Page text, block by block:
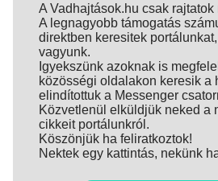
A Vadhajtások.hu csak rajtatok
A legnagyobb támogatás
direktben keresitek
vagyunk.
Igyekszünk azoknak is
közösségi oldalakon keresik a
elindítottuk a Messenger
Közvetlenül elküldjük neked a
cikkeit portálunkról.
Köszönjük ha feliratkoztok!
Nektek egy kattintás, nekünk